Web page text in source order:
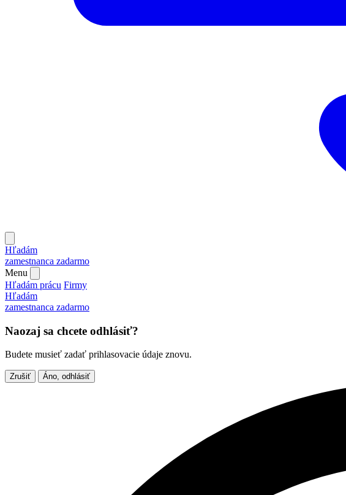
Hľadám
zamestnanca zadarmo
Menu
Hľadám prácu Firmy
Hľadám
zamestnanca zadarmo
Naozaj sa chcete odhlásiť?
Budete musieť zadať prihlasovacie údaje znovu.
Zrušiť Áno, odhlásiť